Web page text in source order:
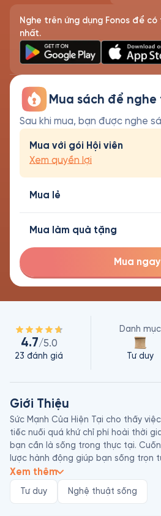
Nghe trên ứng dụng Fonos để
nhất.
Mua sách để nghe
Sau khi mua, bạn được nghe
Mua với gói Hội viên
Xem quyền lợi
Mua lẻ
Mua làm quà tặng
Mua ngay
4.7/5.0
23 đánh giá
Danh mục
Tư duy
Giới Thiệu
Sức Mạnh Của Hiện Tại cho thấy
tiếc nuối quá khứ chỉ phí hoài thời
bạn cần là sống trong thực tại.
lược hành động giúp bạn sống trọn
nổi tiếng thế giới. Ông đào sâu tìm
Xem thêm
Tư duy Nghệ thuật sống